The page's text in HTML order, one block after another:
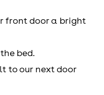
front door a bright
bed.
to our next door